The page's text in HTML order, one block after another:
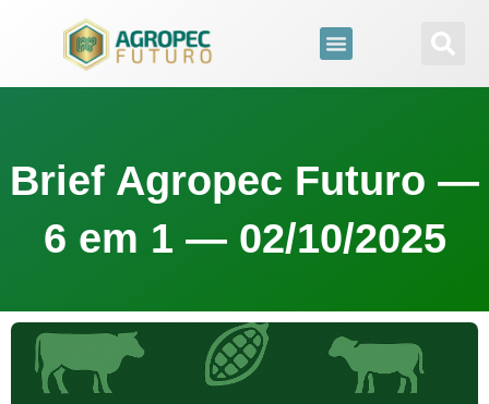
conteúdo
Brief Agropec Futuro —
6 em 1 — 02/10/2025